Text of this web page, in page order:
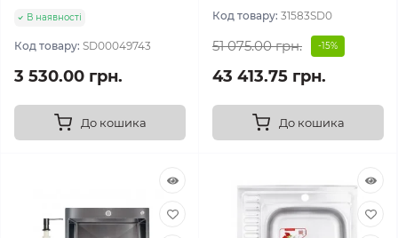
В наявності
Код товару: SD00049743
3 530.00 грн.
До кошика
Код товару: 31583SD0
51 075.00 грн. -15%
43 413.75 грн.
До кошика